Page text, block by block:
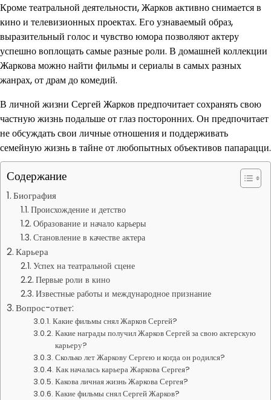
Кроме театральной деятельности, Жарков активно снимается в
кино и телевизионных проектах. Его узнаваемый образ,
выразительный голос и чувство юмора позволяют актеру
успешно воплощать самые разные роли. В домашней коллекции
Жаркова можно найти фильмы и сериалы в самых разных
жанрах, от драм до комедий.
В личной жизни Сергей Жарков предпочитает сохранять свою
частную жизнь подальше от глаз посторонних. Он предпочитает
не обсуждать свои личные отношения и поддерживать
семейную жизнь в тайне от любопытных объективов папарацци.
Содержание
Биография
Происхождение и детство
Образование и начало карьеры
Становление в качестве актера
Карьера
Успех на театральной сцене
Первые роли в кино
Известные работы и международное признание
Вопрос-ответ:
Какие фильмы снял Жарков Сергей?
Какие награды получил Жарков Сергей за свою актерскую
карьеру?
Сколько лет Жаркову Сергею и когда он родился?
Как началась карьера Жаркова Сергея?
Какова личная жизнь Жаркова Сергея?
Какие фильмы снял Сергей Жарков?